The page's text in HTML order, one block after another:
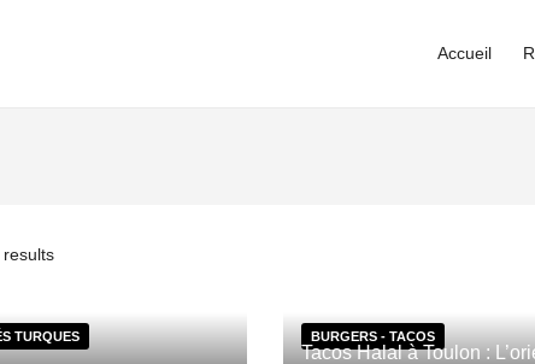
Accueil
results
TURQUES BURGERS - TACOS
Tacos Halal à Toulon :